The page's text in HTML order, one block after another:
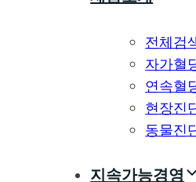
전체검
자가혈
연속혈
현장진
동물진
지속가능경영